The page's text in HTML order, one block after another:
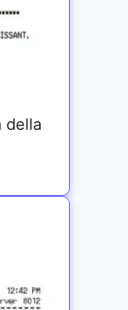
della